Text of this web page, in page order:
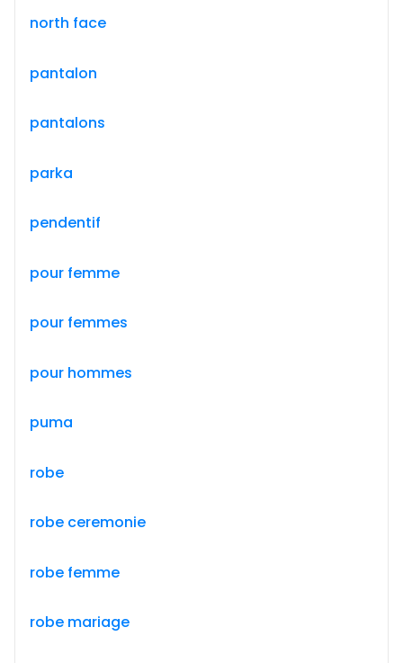
north face
pantalon
pantalons
parka
pendentif
pour femme
pour femmes
pour hommes
puma
robe
robe ceremonie
robe femme
robe mariage